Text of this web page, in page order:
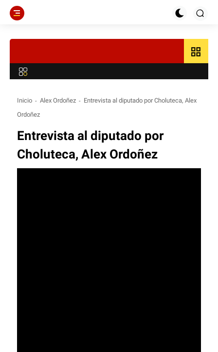
grid_view
Inicio Alex Ordoñez
Entrevista al diputado por Choluteca, Alex
Ordoñez
Entrevista al diputado por
Choluteca, Alex Ordoñez